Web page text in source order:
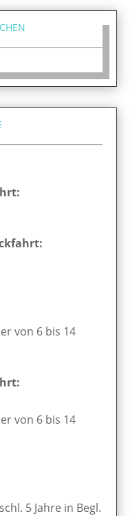
von 6 bis 14
von 6 bis 14
5 Jahre in Begl.